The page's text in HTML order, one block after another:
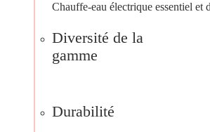
Chauffe-eau électrique essentiel et
Diversité de la
gamme
Durabilité